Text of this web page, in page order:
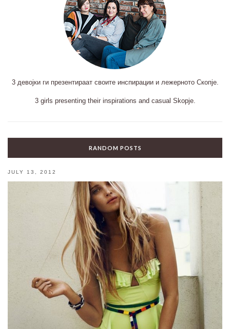
3 девојки ги презентираат своите инспирации и лежерното Скопје.
3 girls presenting their inspirations and casual Skopje.
RANDOM POSTS
JULY 13, 2012